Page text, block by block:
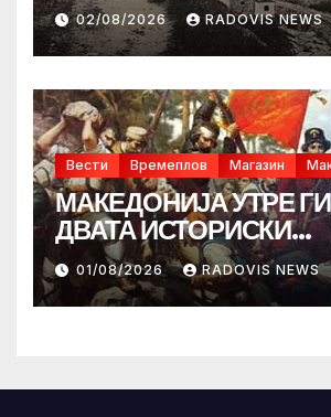
02/08/2026 RADOVIS NEWS
Вести Времеплов Магазин
МАКЕДОНИЈА УТРЕ
ДВАТА ИСТОРИСКИ
ИЛИНДЕНА!
01/08/2026 RADOVIS NEWS